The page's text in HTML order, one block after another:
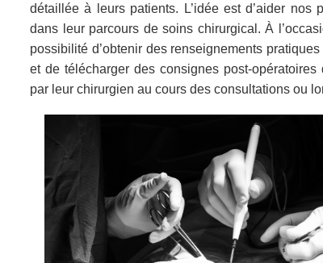
détaillée à leurs patients. L’idée est d’aider nos
dans leur parcours de soins chirurgical. À
possibilité d’obtenir des renseignements
et de télécharger des consignes post-
par leur chirurgien au cours des consultations ou